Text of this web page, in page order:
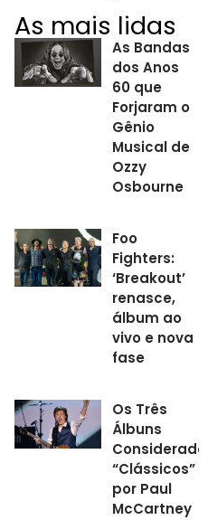
As mais lidas
As Bandas
dos Anos
60 que
Forjaram o
Gênio
Musical de
Ozzy
Osbourne
Foo
Fighters:
‘Breakout’
renasce,
álbum ao
vivo e nova
fase
Os Três
Álbuns
“Clássicos”
por Paul
McCartney